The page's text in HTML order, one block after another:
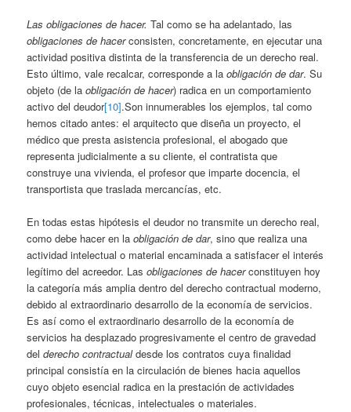
Las obligaciones de hacer.Tal como se ha adelantado, las
obligaciones de hacerconsisten, concretamente, en ejecutar una
actividad positiva distinta de la transferencia de un derecho real.
Esto último, vale recalcar, corresponde a laobligación de dar. Su
objeto (de laobligación de hacer) radica en un comportamiento
activo del deudor[10].Son innumerables los ejemplos, tal como
hemos citado antes: el arquitecto que diseña un proyecto, el
médico que presta asistencia profesional, el abogado que
representa judicialmente a su cliente, el contratista que
construye una vivienda, el profesor que imparte docencia, el
transportista que traslada mercancías, etc.
En todas estas hipótesis el deudor no transmite un derecho real,
como debe hacer en laobligación de dar, sino que realiza una
actividad intelectual o material encaminada a satisfacer el interés
legítimo del acreedor. Lasobligaciones de hacerconstituyen hoy
la categoría más amplia dentro del derecho contractual moderno,
debido al extraordinario desarrollo de la economía de servicios.
Es así como el extraordinario desarrollo de la economía de
servicios ha desplazado progresivamente el centro de gravedad
delderecho contractualdesde los contratos cuya finalidad
principal consistía en la circulación de bienes hacia aquellos
cuyo objeto esencial radica en la prestación de actividades
profesionales, técnicas, intelectuales o materiales.